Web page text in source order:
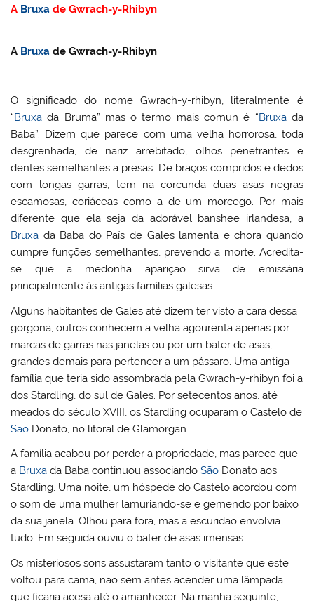
A Bruxa de Gwrach-y-Rhibyn
A Bruxa de Gwrach-y-Rhibyn
O significado do nome Gwrach-y-rhibyn, literalmente é
“Bruxa da Bruma” mas o termo mais comun é “Bruxada
Baba”. Dizem que parece com uma velha horrorosa, toda
desgrenhada, de nariz arrebitado, olhos penetrantes e
dentes semelhantes a presas. De braços compridos e dedos
com longas garras, tem na corcunda duas asas negras
escamosas, coriáceas como a de um morcego. Por mais
diferente que ela seja da adorável banshee irlandesa, a
Bruxa da Baba do País de Gales lamenta e chora quando
cumpre funções semelhantes, prevendo a morte. Acredita-
se que a medonha aparição sirva de emissária
principalmente às antigas famílias galesas.
Alguns habitantes de Gales até dizem ter visto a cara dessa
górgona; outros conhecem a velha agourenta apenas por
marcas de garras nas janelas ou por um bater de asas,
grandes demais para pertencer a um pássaro. Uma antiga
família que teria sido assombrada pela Gwrach-y-rhibyn foi a
dos Stardling, do sul de Gales. Por setecentos anos, até
meados do século XVIII, os Stardling ocuparam o Castelo de
São Donato, no litoral de Glamorgan.
A família acabou por perder a propriedade, mas parece que
a Bruxa da Baba continuou associandoSão Donato aos
Stardling. Uma noite, um hóspede do Castelo acordou com
o som de uma mulher lamuriando-se e gemendo por baixo
da sua janela. Olhou para fora, mas a escuridão envolvia
tudo. Em seguida ouviu o bater de asas imensas.
Os misteriosos sons assustaram tanto o visitante que este
voltou para cama, não sem antes acender uma lâmpada
que ficaria acesa até o amanhecer. Na manhã seguinte,